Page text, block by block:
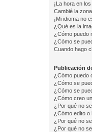
¡La hora en
Cambié la
¡Mi idioma no
¿Qué es la
¿Cómo puedo
¿Cómo se
Cuando hago
Publicación
¿Cómo puedo
¿Cómo se
¿Cómo se
¿Cómo creo
¿Por qué no
¿Cómo edito
¿Por qué no
¿Por qué no